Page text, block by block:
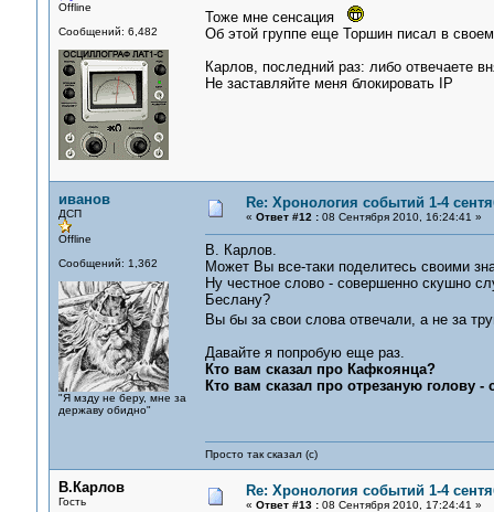
Offline
Сообщений: 6,482
Тоже мне сенсация
Об этой группе еще Торшин писал в
Карлов, последний раз: либо отвечаете
Не заставляйте меня блокировать IP
иванов
ДСП
Offline
Сообщений: 1,362
"Я мзду не беру, мне за
державу обидно"
Re: Хронология событий 1-4
« Ответ #12 :08 Сентября 2010, 16:24:41 »
В. Карлов.
Может Вы все-таки поделитесь своими
Ну честное слово - совершенно скушно
Беслану?
Вы бы за свои слова отвечали, а не за
Давайте я попробую еще раз.
Кто вам сказал про Кафкоянца?
Кто вам сказал про отрезаную голову -
Просто так сказал (с)
В.Карлов
Гость
Re: Хронология событий 1-4
« Ответ #13 :08 Сентября 2010, 17:24:41 »